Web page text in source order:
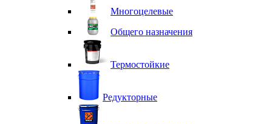
Многоцелевые
Общего назначения
Термостойкие
Редукторные